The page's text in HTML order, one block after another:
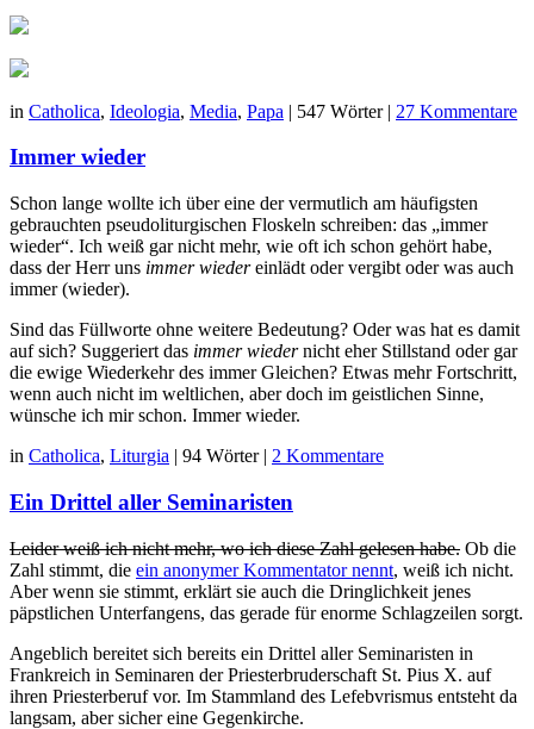
in Catholica, Ideologia, Media, Papa | 547 Wörter | 27 Kommentare
Immer wieder
Schon lange wollte ich über eine der vermutlich am häufigsten
gebrauchten pseudoliturgischen Floskeln schreiben: das „immer
wieder“. Ich weiß gar nicht mehr, wie oft ich schon gehört habe,
dass der Herr uns immer wiedereinlädt oder vergibt oder was auch
immer (wieder).
Sind das Füllworte ohne weitere Bedeutung? Oder was hat es damit
auf sich? Suggeriert das immer wiedernicht eher Stillstand oder gar
die ewige Wiederkehr des immer Gleichen? Etwas mehr Fortschritt,
wenn auch nicht im weltlichen, aber doch im geistlichen Sinne,
wünsche ich mir schon. Immer wieder.
in Catholica, Liturgia | 94 Wörter | 2 Kommentare
Ein Drittel aller Seminaristen
Leider weiß ich nicht mehr, wo ich diese Zahl gelesen habe. Ob die
Zahl stimmt, die ein anonymer Kommentator nennt, weiß ich nicht.
Aber wenn sie stimmt, erklärt sie auch die Dringlichkeit jenes
päpstlichen Unterfangens, das gerade für enorme Schlagzeilen sorgt.
Angeblich bereitet sich bereits ein Drittel aller Seminaristen in
Frankreich in Seminaren der Priesterbruderschaft St. Pius X. auf
ihren Priesterberuf vor. Im Stammland des Lefebvrismus entsteht da
langsam, aber sicher eine Gegenkirche.